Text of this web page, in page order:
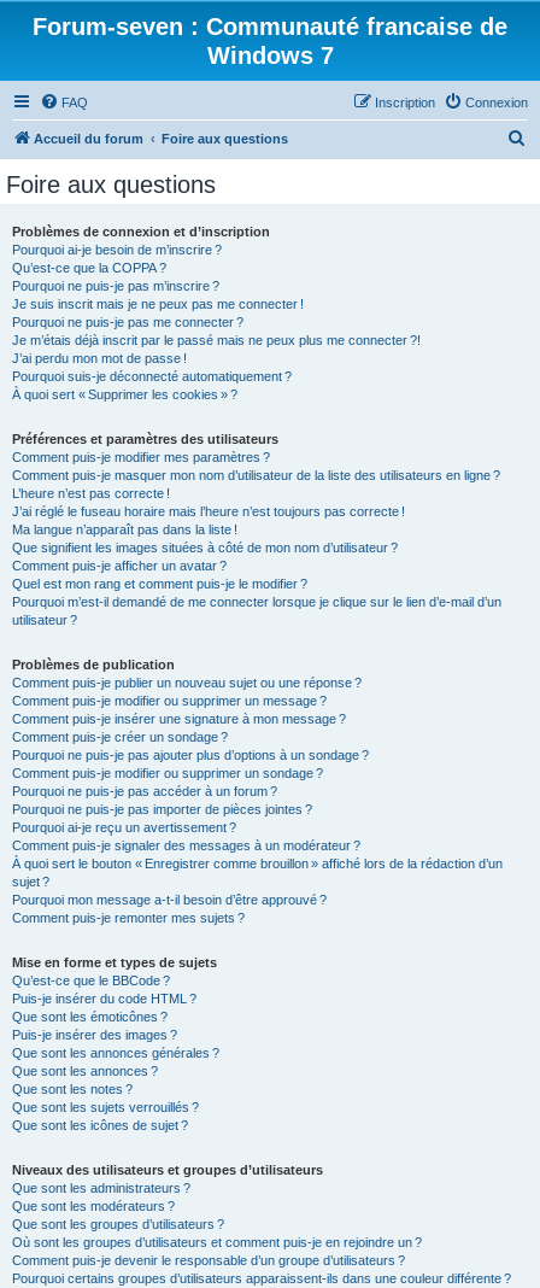
Forum-seven : Communauté francaise de
Windows 7
FAQ Connexion
Inscription
Accueil du forum Foire aux questions
Foire aux questions
Problèmes de connexion et d’inscription
Pourquoi ai-je besoin de m’inscrire ?
Qu’est-ce que la COPPA ?
Pourquoi ne puis-je pas m’inscrire ?
Je suis inscrit mais je ne peux pas me connecter !
Pourquoi ne puis-je pas me connecter ?
Je m’étais déjà inscrit par le passé mais ne peux plus me connecter ?!
J’ai perdu mon mot de passe !
Pourquoi suis-je déconnecté automatiquement ?
À quoi sert « Supprimer les cookies » ?
Préférences et paramètres des utilisateurs
Comment puis-je modifier mes paramètres ?
Comment puis-je masquer mon nom d’utilisateur de la liste des utilisateurs en ligne ?
L’heure n’est pas correcte !
J’ai réglé le fuseau horaire mais l’heure n’est toujours pas correcte !
Ma langue n’apparaît pas dans la liste !
Que signifient les images situées à côté de mon nom d’utilisateur ?
Comment puis-je afficher un avatar ?
Quel est mon rang et comment puis-je le modifier ?
Pourquoi m’est-il demandé de me connecter lorsque je clique sur le lien d’e-mail d’un
utilisateur ?
Problèmes de publication
Comment puis-je publier un nouveau sujet ou une réponse ?
Comment puis-je modifier ou supprimer un message ?
Comment puis-je insérer une signature à mon message ?
Comment puis-je créer un sondage ?
Pourquoi ne puis-je pas ajouter plus d’options à un sondage ?
Comment puis-je modifier ou supprimer un sondage ?
Pourquoi ne puis-je pas accéder à un forum ?
Pourquoi ne puis-je pas importer de pièces jointes ?
Pourquoi ai-je reçu un avertissement ?
Comment puis-je signaler des messages à un modérateur ?
À quoi sert le bouton « Enregistrer comme brouillon » affiché lors de la rédaction d’un
sujet ?
Pourquoi mon message a-t-il besoin d’être approuvé ?
Comment puis-je remonter mes sujets ?
Mise en forme et types de sujets
Qu’est-ce que le BBCode ?
Puis-je insérer du code HTML ?
Que sont les émoticônes ?
Puis-je insérer des images ?
Que sont les annonces générales ?
Que sont les annonces ?
Que sont les notes ?
Que sont les sujets verrouillés ?
Que sont les icônes de sujet ?
Niveaux des utilisateurs et groupes d’utilisateurs
Que sont les administrateurs ?
Que sont les modérateurs ?
Que sont les groupes d’utilisateurs ?
Où sont les groupes d’utilisateurs et comment puis-je en rejoindre un ?
Comment puis-je devenir le responsable d’un groupe d’utilisateurs ?
Pourquoi certains groupes d’utilisateurs apparaissent-ils dans une couleur différente ?